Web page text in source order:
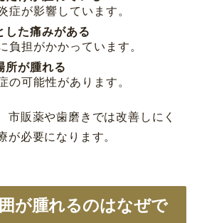
症が影響しています。
した痛みがある
負担がかかっています。
所が腫れる
の可能性があります。
市販薬や歯磨きでは改善しにく
が必要になります。
が腫れるのはなぜで